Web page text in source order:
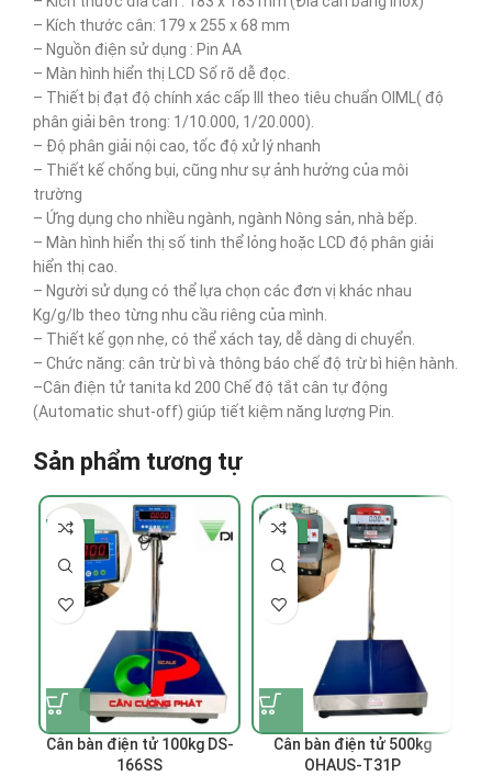
– Kích thước cân: 179 x 255 x 68 mm
– Nguồn điện sử dụng : Pin AA
– Màn hình hiển thị LCD Số rõ dễ đọc.
– Thiết bị đạt độ chính xác cấp III theo tiêu chuẩn OIML( độ
phân giải bên trong: 1/10.000, 1/20.000).
– Độ phân giải nội cao, tốc độ xử lý nhanh
– Thiết kế chống bụi, cũng như sự ảnh hưởng của môi
trường
– Ứng dụng cho nhiều ngành, ngành Nông sản, nhà bếp.
– Màn hình hiển thị số tinh thể lỏng hoặc LCD độ phân giải
hiển thị cao.
– Người sử dụng có thể lựa chọn các đơn vị khác nhau
Kg/g/lb theo từng nhu cầu riêng của mình.
– Thiết kế gọn nhẹ, có thể xách tay, dễ dàng di chuyển.
– Chức năng: cân trừ bì và thông báo chế độ trừ bì hiện hành.
–Cân điện tử tanita kd 200 Chế độ tắt cân tự động
(Automatic shut-off) giúp tiết kiệm năng lượng Pin.
Sản phẩm tương tự
-20%
Cân bàn điện tử 100kg DS-
166SS
-15%
Cân bàn điện tử 500kg
OHAUS-T31P